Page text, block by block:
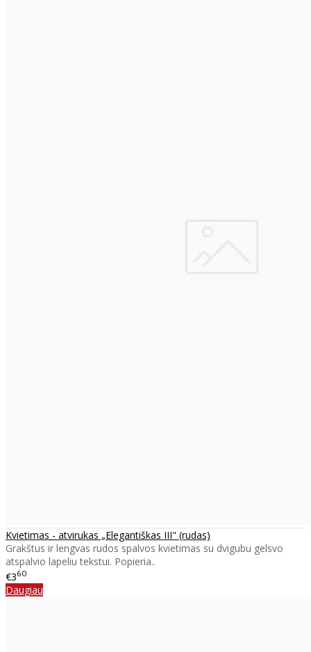
Kvietimas - atvirukas „Elegantiškas III" (rudas)
Grakštus ir lengvas rudos spalvos kvietimas su dvigubu gelsvo
atspalvio lapeliu tekstui. Popieria..
€360
Daugiau